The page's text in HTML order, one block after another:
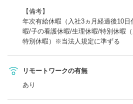
【備考】
年次有給休暇（入社3ヵ月経過後10
暇/子の看護休暇/生理休暇/特別休暇
特別休暇）※当法人規定に準ずる
リモートワークの有無
あり